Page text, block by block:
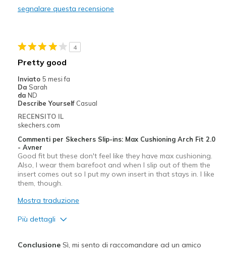
Feels true to width
Sizing
View On Shoes
segnalare questa recensione
4
Pretty good
Inviato 5 mesi fa
Da Sarah
da ND
Describe Yourself Casual
RECENSITO IL
skechers.com
Commenti per Skechers Slip-ins: Max Cushioning Arch Fit 2.0
- Avner
Good fit but these don't feel like they have max cushioning.
Also, I wear them barefoot and when I slip out of them the
insert comes out so I put my own insert in that stays in. I like
them, though.
Mostra traduzione
Più dettagli
ConclusioneSì, mi sento di raccomandare ad un amico